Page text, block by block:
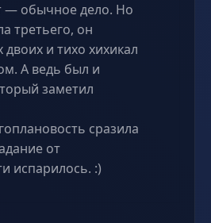
— обычное дело. Но
третьего, он
и тихо хихикал
А ведь был и
заметил
сразила
от
испарилось. :)